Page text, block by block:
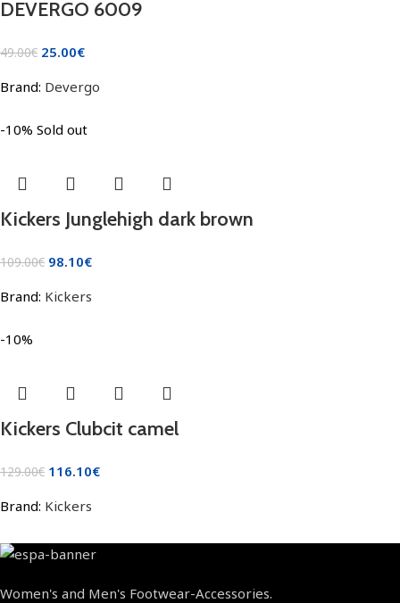
DEVERGO 6009
49.00€ 25.00€
Brand: Devergo
-10% Sold out
Kickers Junglehigh dark brown
109.00€ 98.10€
Brand: Kickers
-10%
Kickers Clubcit camel
129.00€ 116.10€
Brand: Kickers
Women's and Men's Footwear-Accessories.